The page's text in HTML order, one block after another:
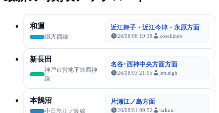
和邇
JR湖西線
近江舞子・近江今津・永原方面
26/08/08 19:38 koseilineb
新長田
神戸市営地下鉄西神
線
名谷･西神中央方面方面
26/08/03 21:05 jettleigh
本鵠沼
小田急江ノ島線
片瀬江ノ島方面
26/08/01 09:52 tsrknic